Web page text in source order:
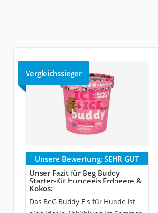
Vergleichssieger
Unsere Bewertung: SEHR GUT
Unser Fazit für Beg Buddy
Starter-Kit Hundeeis Erdbeere &
Kokos:
Das BeG Buddy Eis für Hunde ist